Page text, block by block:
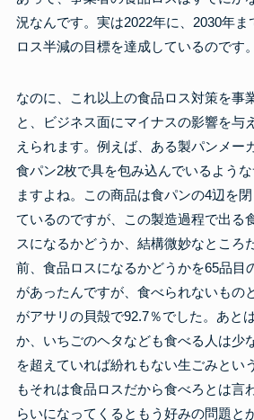
況なんです。実は2022年に、2030年
ロス半減の目標を達成しているのです。
なのに、これ以上の食品ロス対策を事
と、ビジネス面にマイナスの影響を与
えられます。例えば、ある製パンメー
食パン2枚で具を包み込んでいるよう
ますよね。この商品は食パンの4辺を
ているのですが、この製造過程で出る
スになるかどうか、結構微妙なところ
前、食品ロスになるかどうかを65品目
があったんですが、食べられないもの
がアサリの貝殻で92.7％でした。あと
か、いちごのヘタなども食べる人は少
を超えていれば紛れもない生ごみとい
もそれは食品ロスだから食べろとは言
らいになってくるともう好みの問題と